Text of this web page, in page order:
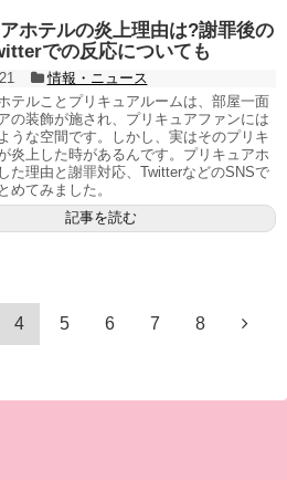
ホテルの炎上理由は?謝罪後の
での反応についても
情報・ニュース
テルことプリキュアルームは、部屋一面
の装飾が施され、プリキュアファンには
うな空間です。しかし、実はそのプリキ
炎上した時があるんです。プリキュアホ
た理由と謝罪対応、TwitterなどのSNSで
めてみました。
記事を読む
4 5 6 7 8